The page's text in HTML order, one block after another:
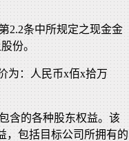
2.2条中所规定之现金金
份。
为：人民币x佰x拾万
含的各种股东权益。该
，包括目标公司所拥有的